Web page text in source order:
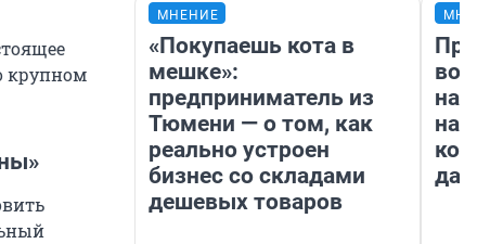
крупном
МНЕНИЕ
«Покупаешь кота в
мешке»:
предприниматель из
Тюмени — о том, как
реально устроен
бизнес со складами
дешевых товаров
нам
даже